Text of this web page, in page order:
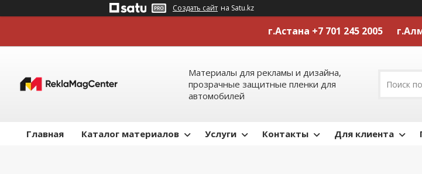
Создать сайт на Satu.kz
г.Астана +7 701 245 2005
Материалы для рекламы и дизайна,
прозрачные защитные пленки для
автомобилей
Главная Каталог материалов Услуги Контакты Для клиента